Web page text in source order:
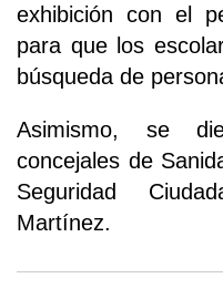
exhibición con el
para que los
búsqueda de
Asimismo, se
concejales de
Seguridad
Martínez.